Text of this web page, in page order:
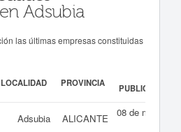
Adsubia
las últimas empresas constituidas
LOCALIDAD PROVINCIA
PUBLICACIÓN
Adsubia ALICANTE
08 de mayo de